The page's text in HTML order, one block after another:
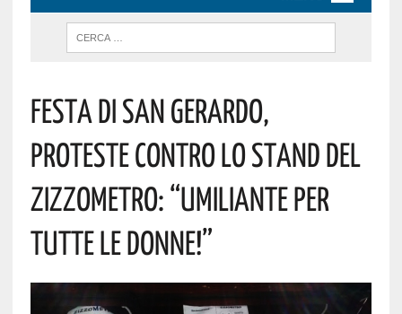
FESTA DI SAN GERARDO,
PROTESTE CONTRO LO STAND DEL
ZIZZOMETRO: “UMILIANTE PER
TUTTE LE DONNE!”